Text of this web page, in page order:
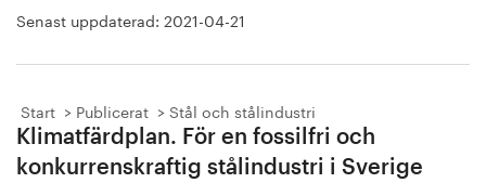
Senast uppdaterad: 2021-04-21
Start Publicerat Stål och stålindustri
Klimatfärdplan. För en fossilfri och
konkurrenskraftig stålindustri i Sverige